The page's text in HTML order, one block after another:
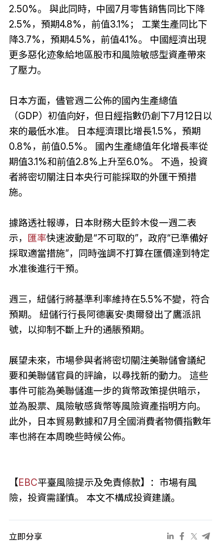
2.50%。 與此同時，中國7月零售銷售同比下降
2.5%，預期4.8%，前值3.1%； 工業生產同比下
降3.7%，預期4.5%，前值4.1%。 中國經濟出現
更多惡化迹象給地區股市和風險敏感型資產帶來
了壓力。
日本方面，儘管週二公佈的國內生產總值
（GDP）初值向好，但日經指數仍創下7月12日以
來的最低水准。 日本經濟環比增長1.5%，預期
0.8%，前值0.5%。 國內生產總值年化增長率從
期值3.1%和前值2.8%上升至6.0%。 不過，投資
者將密切關注日本央行可能採取的外匯干預措
施。
據路透社報導，日本財務大臣鈴木俊一週二表
示， 匯率快速波動是“不可取的”，政府“已準備好
採取適當措施”，同時強調不打算在匯價達到特定
水准後進行干預。
週三，紐儲行將基準利率維持在5.5%不變，符合
預期。 紐儲行行長阿德裏安·奧爾發出了鷹派訊
號，以抑制不斷上升的通脹預期。
展望未來，市場參與者將密切關注美聯儲會議紀
要和美聯儲官員的評論，以尋找新的動力。 這些
事件可能為美聯儲進一步的貨幣政策提供暗示，
並為股票、風險敏感貨幣等風險資產指明方向。
此外，日本貿易數據和7月全國消費者物價指數年
率也將在本周晚些時候公佈。
【EBC平臺風險提示及免責條款】：市場有風
險，投資需謹慎。 本文不構成投資建議。
立即分享